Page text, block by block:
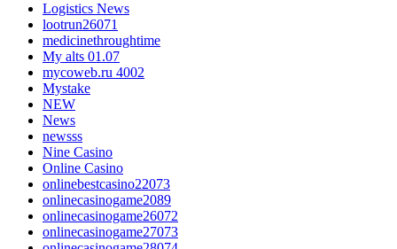
Logistics News
lootrun26071
medicinethroughtime
My alts 01.07
mycoweb.ru 4002
Mystake
NEW
News
newsss
Nine Casino
Online Casino
onlinebestcasino22073
onlinecasinogame2089
onlinecasinogame26072
onlinecasinogame27073